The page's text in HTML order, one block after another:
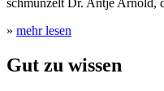
schmunzelt Dr. Antje Arnold,
» mehr lesen
Gut zu wissen